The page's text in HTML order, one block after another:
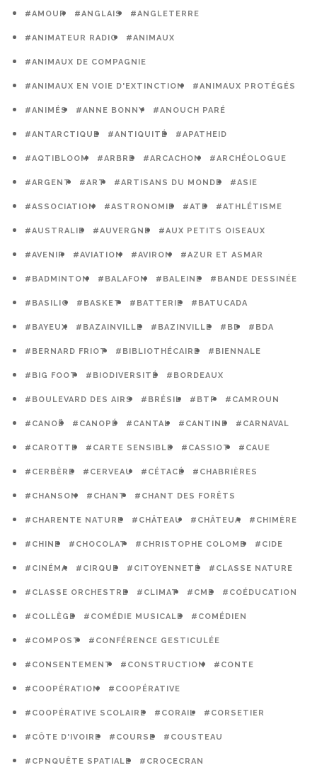
#AMOUR #ANGLAIS #ANGLETERRE
#ANIMATEUR RADIO #ANIMAUX
#ANIMAUX DE COMPAGNIE
#ANIMAUX EN VOIE D'EXTINCTION #ANIMAUX PROTÉGÉS
#ANIMÉS #ANNE BONNY #ANOUCH PARÉ
#ANTARCTIQUE #ANTIQUITÉ #APATHEID
#AQTIBLOOM #ARBRE #ARCACHON #ARCHÉOLOGUE
#ARGENT #ART #ARTISANS DU MONDE #ASIE
#ASSOCIATION #ASTRONOMIE #ATE #ATHLÉTISME
#AUSTRALIE #AUVERGNE #AUX PETITS OISEAUX
#AVENIR #AVIATION #AVIRON #AZUR ET ASMAR
#BADMINTON #BALAFON #BALEINE #BANDE DESSINÉE
#BASILIC #BASKET #BATTERIE #BATUCADA
#BAYEUX #BAZAINVILLE #BAZINVILLE #BD #BDA
#BERNARD FRIOT #BIBLIOTHÉCAIRE #BIENNALE
#BIG FOOT #BIODIVERSITÉ #BORDEAUX
#BOULEVARD DES AIRS #BRÉSIL #BTP #CAMROUN
#CANOË #CANOPÉ #CANTAL #CANTINE #CARNAVAL
#CAROTTE #CARTE SENSIBLE #CASSIOT #CAUE
#CERBÈRE #CERVEAU #CÉTACÉ #CHABRIÈRES
#CHANSON #CHANT #CHANT DES FORÊTS
#CHARENTE NATURE #CHÂTEAU #CHÂTEUA #CHIMÈRE
#CHINE #CHOCOLAT #CHRISTOPHE COLOMB #CIDE
#CINÉMA #CIRQUE #CITOYENNETÉ #CLASSE NATURE
#CLASSE ORCHESTRE #CLIMAT #CME #COÉDUCATION
#COLLÈGE #COMÉDIE MUSICALE #COMÉDIEN
#COMPOST #CONFÉRENCE GESTICULÉE
#CONSENTEMENT #CONSTRUCTION #CONTE
#COOPÉRATION #COOPÉRATIVE
#COOPÉRATIVE SCOLAIRE #CORAIL #CORSETIER
#CÔTE D'IVOIRE #COURSE #COUSTEAU
#CPNQUÊTE SPATIALE #CROCECRAN